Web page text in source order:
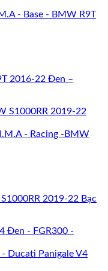
2016-22 Đen –
2019-22 Bạc